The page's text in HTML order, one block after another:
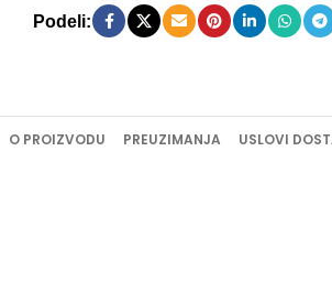
Podeli:
O PROIZVODU PREUZIMANJA USLOVI